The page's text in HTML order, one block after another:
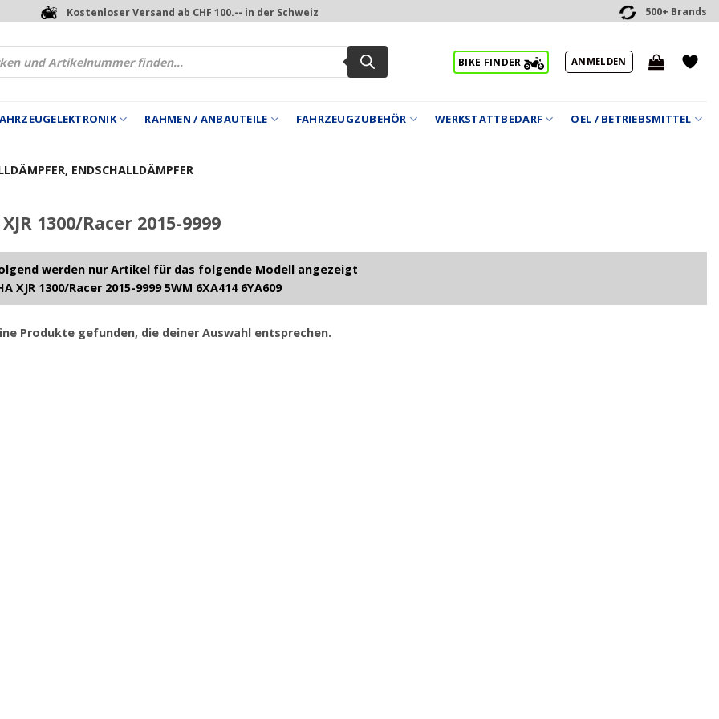
Kostenloser Versand ab CHF 100.-- in der Schweiz 500+ Brands
BIKE FINDER ANMELDEN
RAHMEN / ANBAUTEILE FAHRZEUGZUBEHÖR WERKSTATTBEDARF OEL / BETRIEBSMITTEL
ENDSCHALLDÄMPFER
1300/Racer 2015-9999
werden nur Artikel für das folgende Modell angezeigt
XJR 1300/Racer 2015-9999 5WM 6XA414 6YA609
Produkte gefunden, die deiner Auswahl entsprechen.